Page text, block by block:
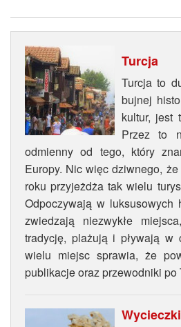
Turcja
Turcja to
bujnej
kultur, jest
Przez to
odmienny od tego, który
Europy. Nic więc dziwnego,
roku przyjeżdża tak wielu
Odpoczywają w luksusowych
zwiedzają niezwykłe
tradycję, plażują i pływają w
wielu miejsc sprawia, że
publikacje oraz przewodniki po
Wycieczki